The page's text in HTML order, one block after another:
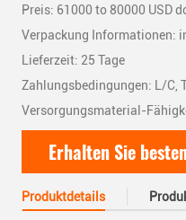
Preis: 61000 to 80000 USD
Verpackung Informationen:
Lieferzeit: 25 Tage
Zahlungsbedingungen: L/C,
Versorgungsmaterial-
Erhalten Sie
Produktdetails